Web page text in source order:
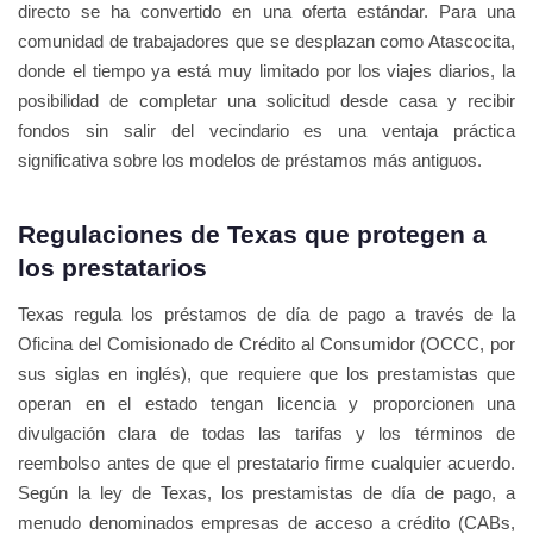
directo se ha convertido en una oferta estándar. Para una
comunidad de trabajadores que se desplazan como Atascocita,
donde el tiempo ya está muy limitado por los viajes diarios, la
posibilidad de completar una solicitud desde casa y recibir
fondos sin salir del vecindario es una ventaja práctica
significativa sobre los modelos de préstamos más antiguos.
Regulaciones de Texas que protegen a
los prestatarios
Texas regula los préstamos de día de pago a través de la
Oficina del Comisionado de Crédito al Consumidor (OCCC, por
sus siglas en inglés), que requiere que los prestamistas que
operan en el estado tengan licencia y proporcionen una
divulgación clara de todas las tarifas y los términos de
reembolso antes de que el prestatario firme cualquier acuerdo.
Según la ley de Texas, los prestamistas de día de pago, a
menudo denominados empresas de acceso a crédito (CABs,